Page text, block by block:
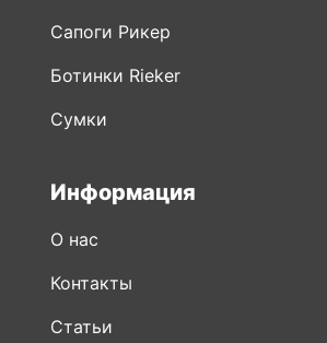
Сапоги Рикер
Ботинки Rieker
Сумки
Информация
О нас
Контакты
Статьи